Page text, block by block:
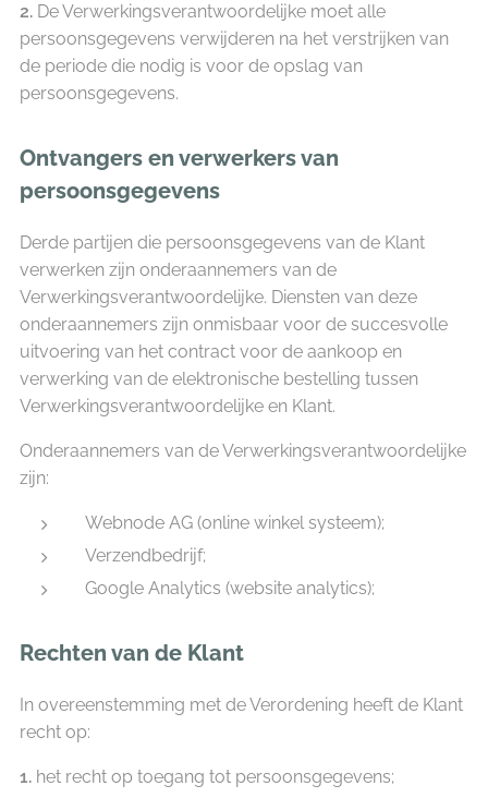
2. De Verwerkingsverantwoordelijke moet alle
persoonsgegevens verwijderen na het verstrijken van
de periode die nodig is voor de opslag van
persoonsgegevens.
Ontvangers en verwerkers van
persoonsgegevens
Derde partijen die persoonsgegevens van de Klant
verwerken zijn onderaannemers van de
Verwerkingsverantwoordelijke. Diensten van deze
onderaannemers zijn onmisbaar voor de succesvolle
uitvoering van het contract voor de aankoop en
verwerking van de elektronische bestelling tussen
Verwerkingsverantwoordelijke en Klant.
Onderaannemers van de Verwerkingsverantwoordelijke
zijn:
Webnode AG (online winkel systeem);
Verzendbedrijf;
Google Analytics (website analytics);
Rechten van de Klant
In overeenstemming met de Verordening heeft de Klant
recht op:
1. het recht op toegang tot persoonsgegevens;